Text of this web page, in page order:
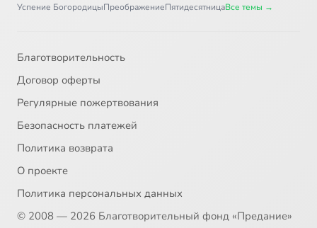
Успение БогородицыПреображениеПятидесятницаВсе темы →
Благотворительность
Договор оферты
Регулярные пожертвования
Безопасность платежей
Политика возврата
О проекте
Политика персональных данных
© 2008 — 2026 Благотворительный фонд «Предание»